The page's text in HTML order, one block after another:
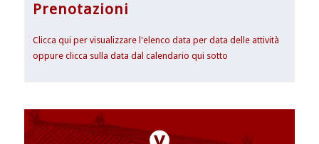
Prenotazioni
Clicca qui per visualizzare l'elenco data per data delle attività
oppure clicca sulla data dal calendario qui sotto